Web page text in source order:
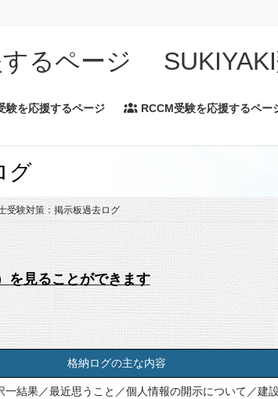
るページ
験を応援するページ RCCM受験を応援するペー
グ
受験対策：掲示板過去ログ
を見ることができます
格納ログの主な内容
結果／最近思うこと／個人情報の開示について／建